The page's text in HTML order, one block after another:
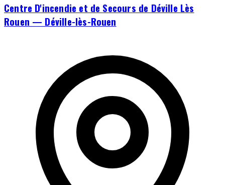
Centre D'incendie et de Secours de Déville Lès
Rouen — Déville-lès-Rouen